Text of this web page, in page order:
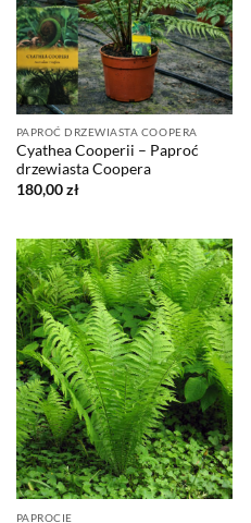
PAPROĆ DRZEWIASTA COOPERA
Cyathea Cooperii – Paproć
drzewiasta Coopera
180,00zł
PAPROCIE